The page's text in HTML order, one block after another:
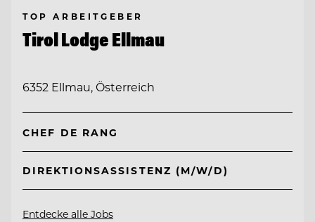
TOP ARBEITGEBER
Tirol Lodge Ellmau
6352 Ellmau, Österreich
CHEF DE RANG
DIREKTIONSASSISTENZ (M/W/D)
Entdecke alle Jobs